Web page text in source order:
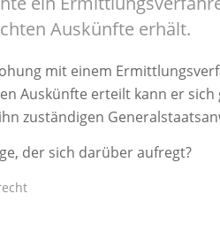
Auskünfte erhält.
mit einem
Auskünfte erteilt kann er
zuständigen
der sich darüber aufregt?